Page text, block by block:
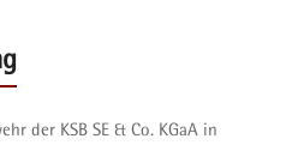
der KSB SE & Co. KGaA in